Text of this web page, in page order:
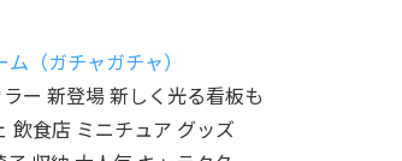
（ガチャガチャ）
ー 新登場 新しく光る看板も
飲食店 ミニチュア グッズ